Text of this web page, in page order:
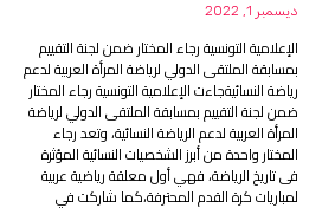
ديسمبر 1, 2022
الإعلامية التونسية رجاء المختار ضمن لجنة التقييم
بمسابقة الملتقى الدولي لرياضة المرأة العربية لدعم
رياضة النسائيةجاءت الإعلامية التونسية رجاء المختار
ضمن لجنة التقييم بمسابقة الملتقى الدولي لرياضة
المرأة العربية لدعم الرياضة النسائية، وتعد رجاء
المختار واحدة من أبرز الشخصيات النسائية المؤثرة
فى تاريخ الرياضة، فهي أول معلقة رياضية عربية
لمباريات كرة القدم المحترفة،كما شاركت في